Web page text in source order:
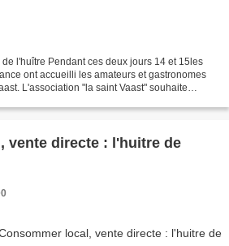
l'huître Pendant ces deux jours 14 et 15les
ont accueilli les amateurs et gastronomes
L'association "la saint Vaast" souhaite
vente directe : l'huitre de